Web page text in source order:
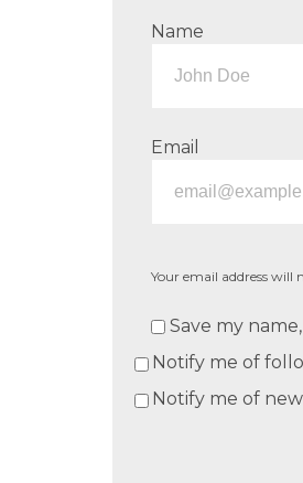
Name
Email
Your email address will
Save my
Notify me of
Notify me of